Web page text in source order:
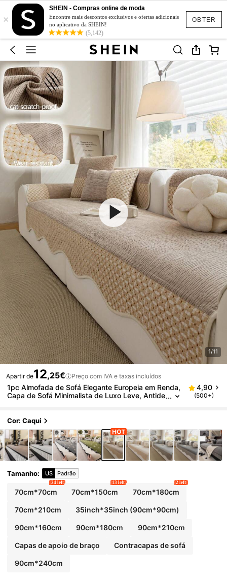
OBTER
×
SHEIN - Compras online de moda
Encontre mais descontos exclusivos e ofertas adicionais
no aplicativo da SHEIN!
(5,142)
1/11
Apartir de12,25€ Preço com IVA e taxas incluídos
1pc Almofada de Sofá Elegante Europeia em Renda,
Capa de Sofá Minimalista de Luxo Leve, Antide
s, Adequada para Quarto, Sala de Estar, Escritório,
Estudo, Adequada para Sofá em L de 1-4 Lugares,
Capa de Sofá
4,90
(500+)
Cor: Caqui
Tamanho: US Padrão
70cm*70cm
24 left
70cm*150cm
13 left
70cm*180cm
2 left
70cm*210cm 35inch*35inch (90cm*90cm)
90cm*160cm 90cm*180cm 90cm*210cm
Capas de apoio de braço Contracapas de sofá
90cm*240cm